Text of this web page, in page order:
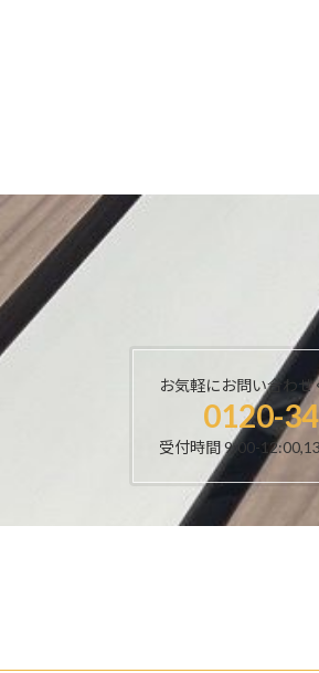
お気軽にお問い合わせ
0120-
受付時間 9:00-